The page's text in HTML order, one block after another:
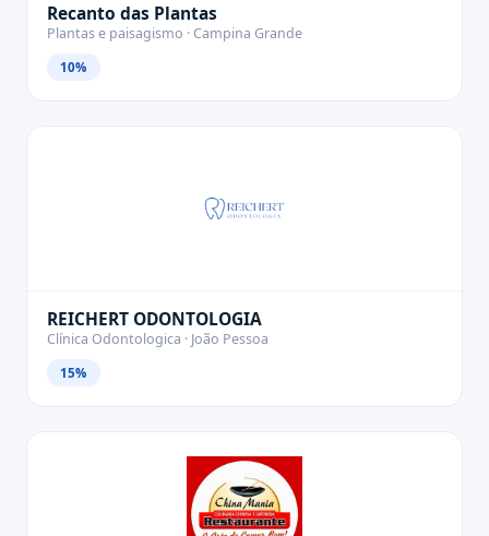
Recanto das Plantas
Plantas e paisagismo · Campina Grande
10%
REICHERT ODONTOLOGIA
Clínica Odontologica · João Pessoa
15%